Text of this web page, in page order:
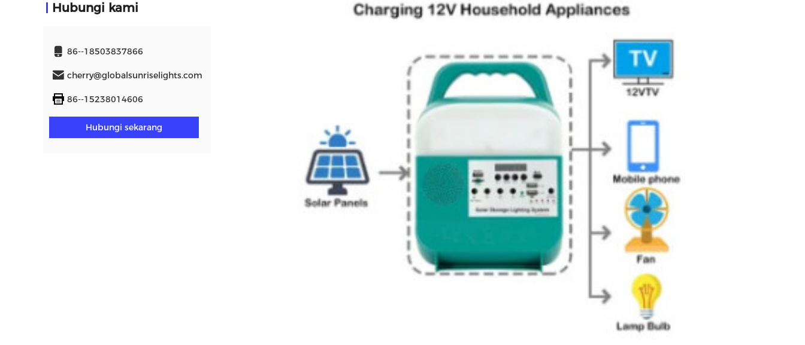
Hubungi kami
86--18503837866
cherry@globalsunriselights.com
86--15238014606
Hubungi sekarang